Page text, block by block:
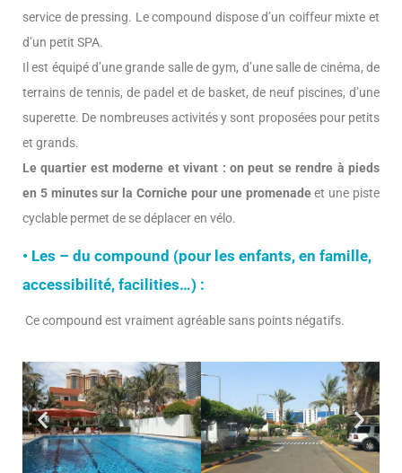
service de pressing. Le compound dispose d’un coiffeur mixte et
d’un petit SPA.
Il est équipé d’une grande salle de gym, d’une salle de cinéma, de
terrains de tennis, de padel et de basket, de neuf piscines, d’une
superette. De nombreuses activités y sont proposées pour petits
et grands.
Le quartier est moderne et vivant : on peut se rendre à pieds
en 5 minutes sur la Corniche pour une promenadeet une piste
cyclable permet de se déplacer en vélo.
• Les – du compound (pour les enfants, en famille,
accessibilité, facilities…) :
Ce compound est vraiment agréable sans points négatifs.